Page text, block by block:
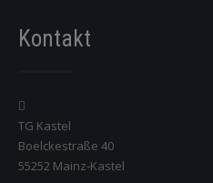
Kontakt
TG Kastel
Boelckestraße 40
55252 Mainz-Kastel